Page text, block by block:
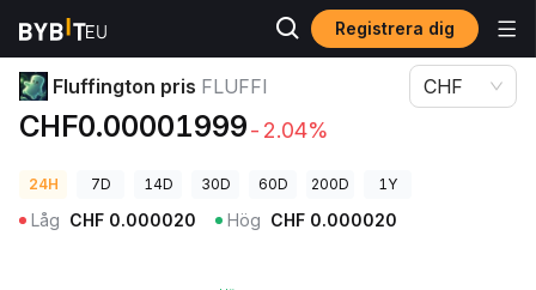
Registrera dig
Kryptopriser Fluffington pris FLUFFI
Fluffington pris FLUFFI
CHF0.00001999-2.04%
CHF
24H 7D 14D 30D 60D 200D 1Y
Låg CHF 0.000020 Hög CHF 0.000020